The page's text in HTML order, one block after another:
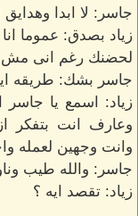
جاسر: لا ابدا وهدايق
زياد بصدق: عموما
لحضنك رغم انى مش
جاسر بشك: طريقه
زياد: اسمع يا جاسر
وعارف انت بتفكر
وانت وجهين لعمله
جاسر: والله طيب
زياد: تقصد ايه ؟